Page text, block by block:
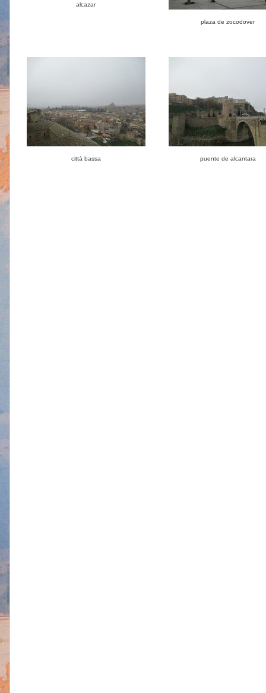
alcazar
plaza de zocodover
città bassa puente de alcantara